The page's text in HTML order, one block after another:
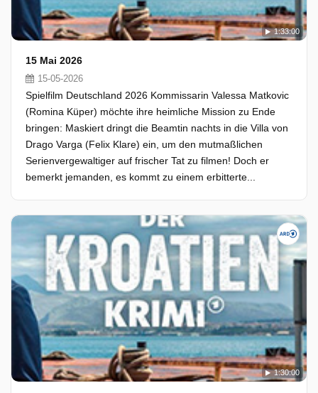
1:33:00
15 Mai 2026
15-05-2026
Spielfilm Deutschland 2026 Kommissarin Valessa Matkovic
(Romina Küper) möchte ihre heimliche Mission zu Ende
bringen: Maskiert dringt die Beamtin nachts in die Villa von
Drago Varga (Felix Klare) ein, um den mutmaßlichen
Serienvergewaltiger auf frischer Tat zu filmen! Doch er
bemerkt jemanden, es kommt zu einem erbitterte...
1:30:00